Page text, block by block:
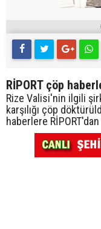
RİPORT çöp
Rize Valisi'nin ilgili
karşılığı çöp
haberlere